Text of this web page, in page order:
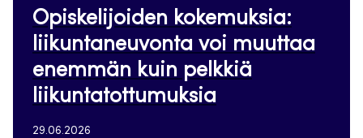
Opiskelijoiden kokemuksia:
liikuntaneuvonta voi muuttaa
enemmän kuin pelkkiä
liikuntatottumuksia
29.06.2026